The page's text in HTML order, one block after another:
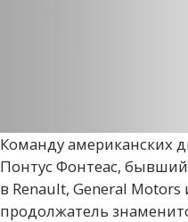
Команду американских
Понтус Фонтеас,
в Renault, General
продолжатель